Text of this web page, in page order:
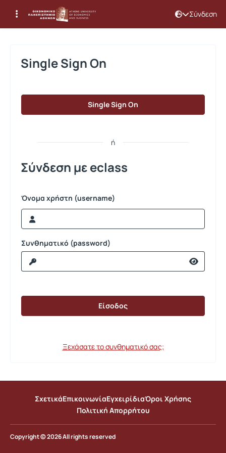
Σύνδεση
Σύνδεση
Single Sign On
Single Sign On
ή
Σύνδεση με eclass
Όνομα χρήστη (username)
Συνθηματικό (password)
Ξεχάσατε το συνθηματικό σας;
ΣχετικάΕπικοινωνίαΕγχειρίδιαΌροι Χρήσης
Πολιτική Απορρήτου
Copyright © 2026 All rights reserved